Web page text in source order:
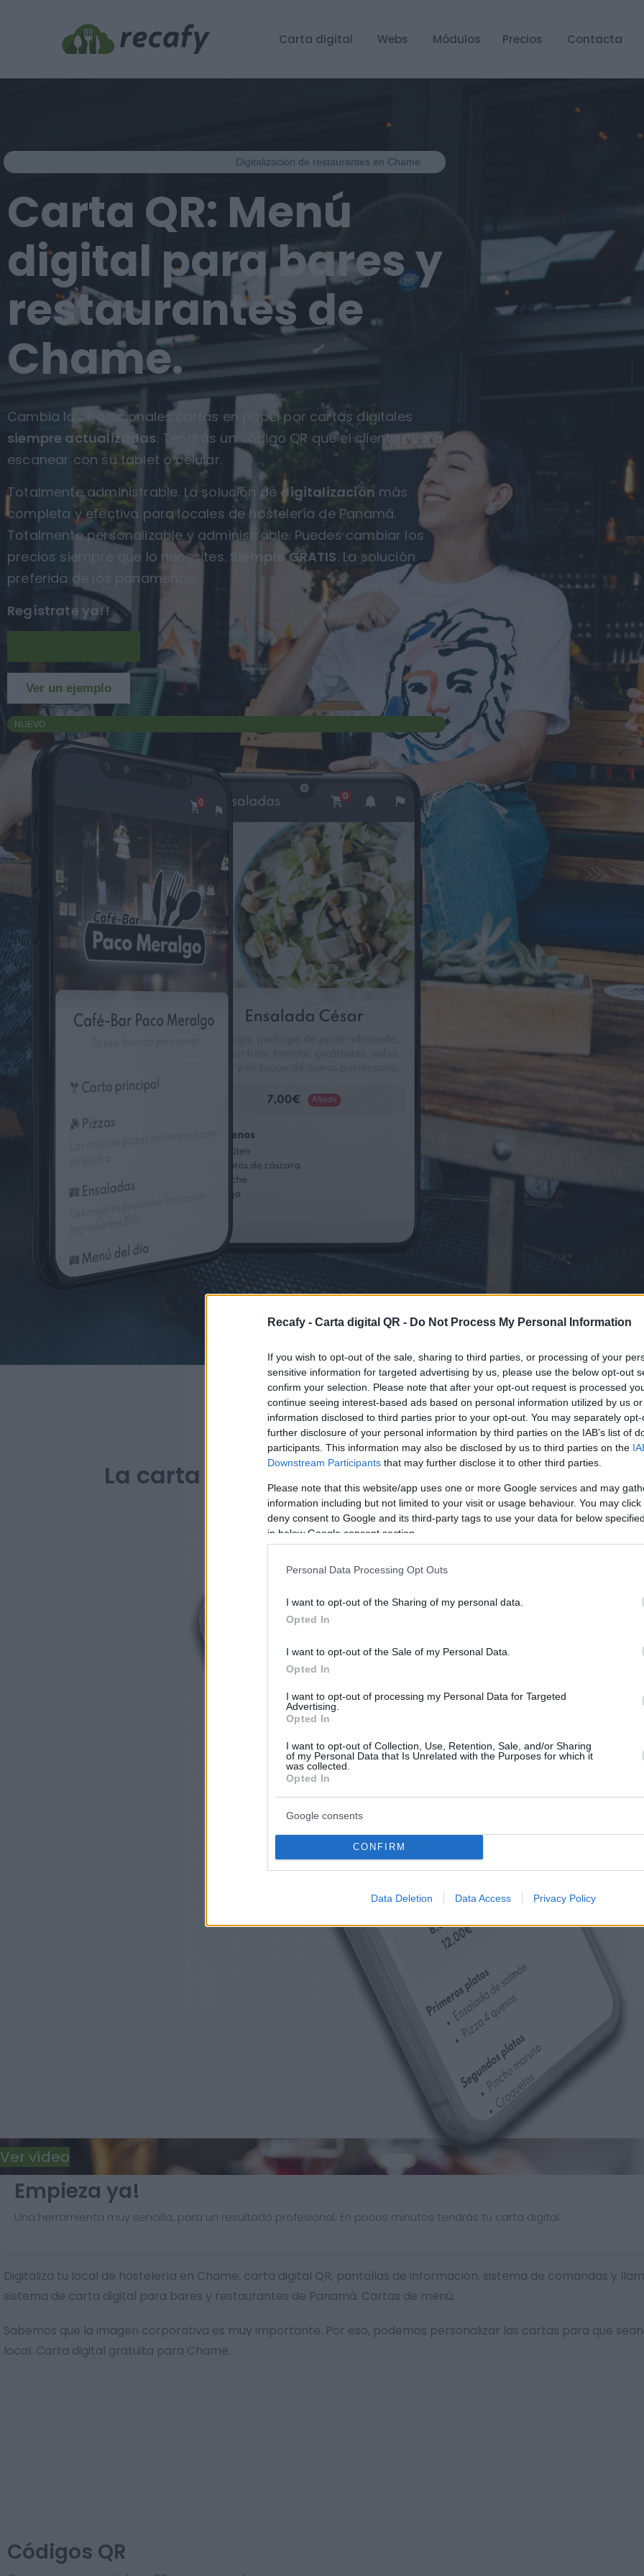
Recafy - Carta digital QR - Do Not Process My Personal Information
If you wish to opt-out of the sale, sharing to third parties, or processing of your
sensitive information for targeted advertising by us, please use the below opt-out
confirm your selection. Please note that after your opt-out request is processed
continue seeing interest-based ads based on personal information utilized by us
information disclosed to third parties prior to your opt-out. You may separately
further disclosure of your personal information by third parties on the IAB’s list of
participants. This information may also be disclosed by us to third parties on the
Downstream Participants that may further disclose it to other third parties.
Please note that this website/app uses one or more Google services and may
information including but not limited to your visit or usage behaviour. You may
deny consent to Google and its third-party tags to use your data for below
in below Google consent section.
Personal Data Processing Opt Outs
I want to opt-out of the Sharing of my personal data.
Opted In
I want to opt-out of the Sale of my Personal Data.
Opted In
I want to opt-out of processing my Personal Data for Targeted
Advertising.
Opted In
I want to opt-out of Collection, Use, Retention, Sale, and/or Sharing
of my Personal Data that Is Unrelated with the Purposes for which it
was collected.
Opted In
Google consents
CONFIRM
Data Deletion Data Access Privacy Policy
Carta digital Webs Módulos Precios Contacta
Digitalización de restaurantes en Chame.
Carta QR: Menú
digital para bares y
restaurantes de
Chame.
Cambia las tradicionales cartas en papel por cartas digitales
siempre actualizadas. Tendrás un código QR que el cliente podrá
escanear con su tablet o celular.
Totalmente administrable. La solución de digitalización más
completa y efectiva para locales de hostelería de Panamá.
Totalmente personalizable y administrable. Puedes cambiar los
precios siempre que lo necesites. Siempre GRATIS. La solución
preferida de los panameños.
Regístrate ya!!
Ver un ejemplo
NUEVO
PARA BARES Y RESTAURANTES DE PANAMÁ OESTE
La carta digital definitiva para tu bar o
Empieza ya!
Una herramienta muy sencilla, para un resultado profesional. En pocos minutos tendrás tu carta digital.
Digitaliza tu local de hostelería en Chame: carta digital QR, pantallas de información, sistema de comandas y
sistema de carta digital para bares y restaurantes de Panamá. Cartas de menú.
Sabemos que la imagen corporativa es muy importante. Por eso, podemos personalizar las cartas para que
local. Carta digital gratuita para Chame.
Ver vídeo
Códigos QR